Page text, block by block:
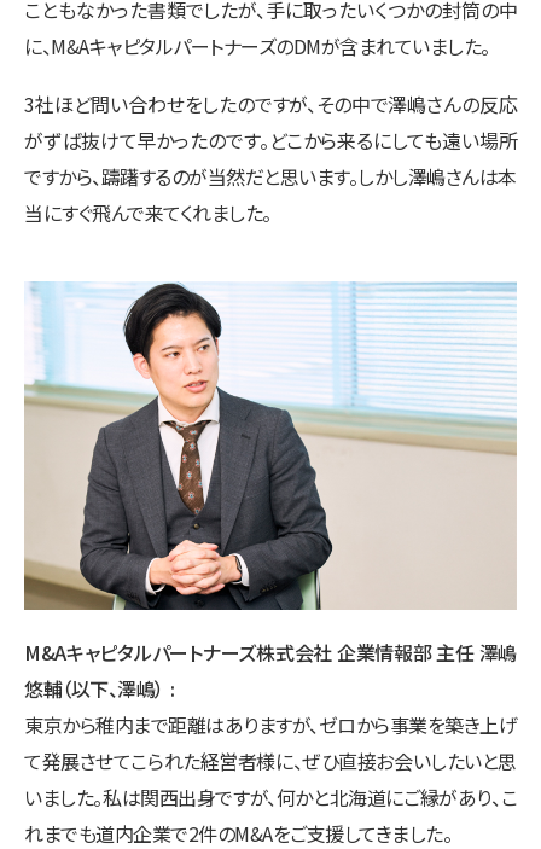
こともなかった書類でしたが、手に取ったいくつかの封筒の中
に、M&AキャピタルパートナーズのDMが含まれていました。
3社ほど問い合わせをしたのですが、その中で澤嶋さんの反応
がずば抜けて早かったのです。どこから来るにしても遠い場所
ですから、躊躇するのが当然だと思います。しかし澤嶋さんは本
当にすぐ飛んで来てくれました。
M&Aキャピタルパートナーズ株式会社 企業情報部 主任 澤嶋
悠輔（以下、澤嶋）
東京から稚内まで距離はありますが、ゼロから事業を築き上げ
て発展させてこられた経営者様に、ぜひ直接お会いしたいと思
いました。私は関西出身ですが、何かと北海道にご縁があり、こ
れまでも道内企業で2件のM&Aをご支援してきました。